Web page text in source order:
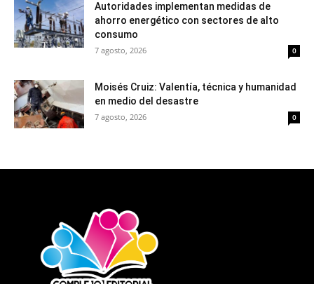
Autoridades implementan medidas de
ahorro energético con sectores de alto
consumo
7 agosto, 2026 0
Moisés Cruiz: Valentía, técnica y humanidad
en medio del desastre
7 agosto, 2026 0